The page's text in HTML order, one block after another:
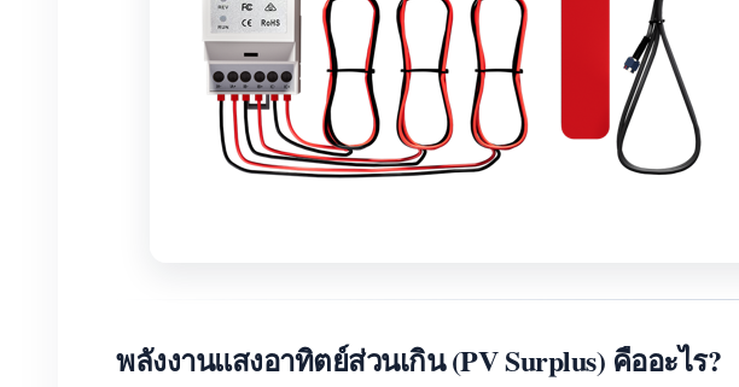
พลังงานแสงอาทิตย์ส่วนเกิน (PV Surplus) คืออะไร?